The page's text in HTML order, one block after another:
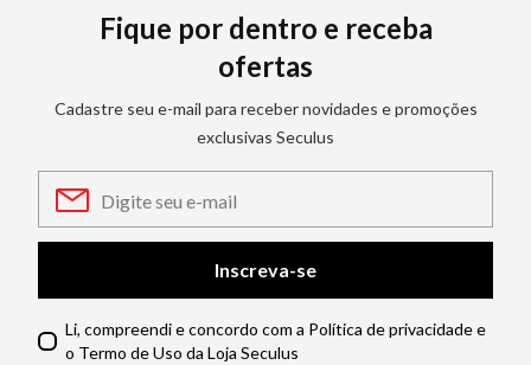
Fique por dentro e receba
ofertas
Cadastre seu e-mail para receber novidades e promoções
exclusivas Seculus
Inscreva-se
Li, compreendi e concordo com a Política de privacidade e
o Termo de Uso da Loja Seculus